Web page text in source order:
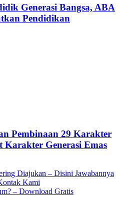
Generasi Bangsa, ABA
Pendidikan
Pembinaan 29 Karakter
Generasi Emas
Diajukan – Disini Jawabannya
Kami
– Download Gratis